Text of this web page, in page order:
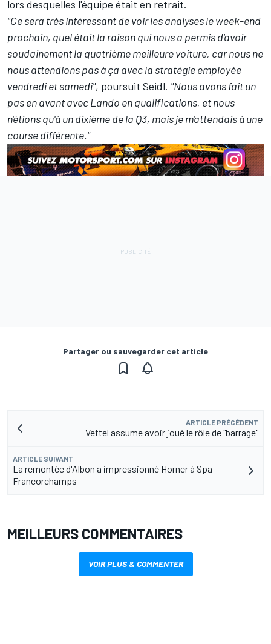
lors desquelles l'équipe était en retrait.
"Ce sera très intéressant de voir les analyses le week-end
prochain, quel était la raison qui nous a permis d'avoir
soudainement la quatrième meilleure voiture, car nous ne
nous attendions pas à ça avec la stratégie employée
vendredi et samedi", poursuit Seidl. "Nous avons fait un
pas en avant avec Lando en qualifications, et nous
n'étions qu'à un dixième de la Q3, mais je m'attendais à une
course différente."
Partager ou sauvegarder cet article
ARTICLE PRÉCÉDENT
Vettel assume avoir joué le rôle de "barrage"
ARTICLE SUIVANT
La remontée d'Albon a impressionné Horner à Spa-
Francorchamps
MEILLEURS COMMENTAIRES
VOIR PLUS & COMMENTER